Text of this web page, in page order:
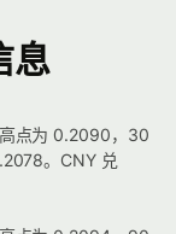
息
点为 0.2090，30
。CNY 兑